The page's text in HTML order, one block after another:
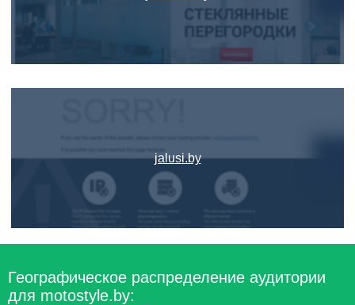
jalusi.by
Географическое распределение аудитории
для motostyle.by: